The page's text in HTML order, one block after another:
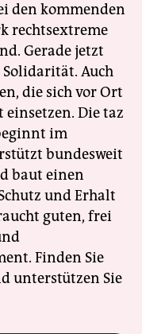
den kommenden
rechtsextreme
Gerade jetzt
Auch
die sich vor Ort
Die taz
im
bundesweit
baut einen
und Erhalt
guten, frei
Finden Sie
unterstützen Sie